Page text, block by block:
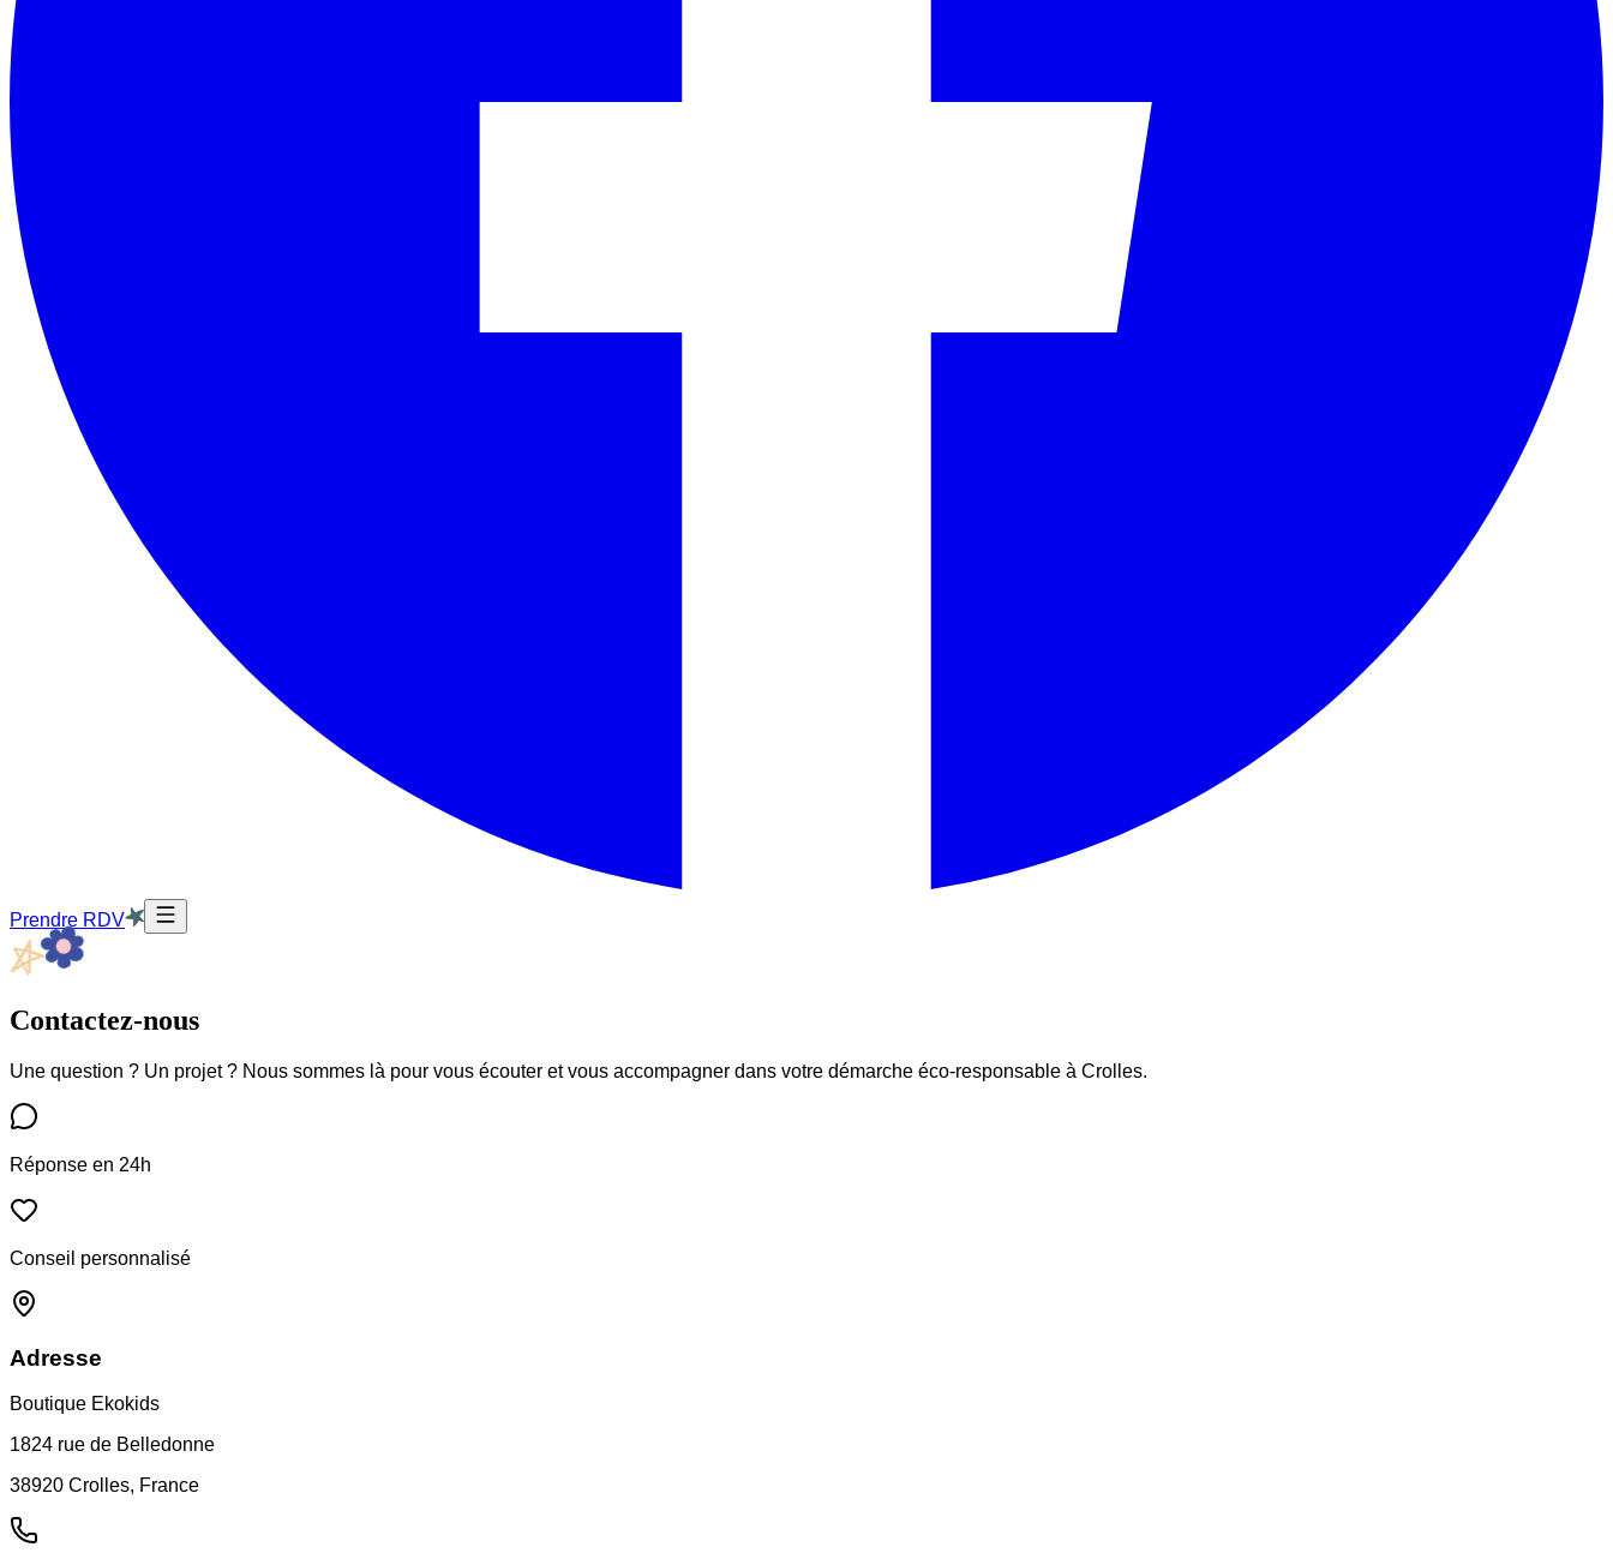
Prendre RDV
Contactez-nous
Une question ? Un projet ? Nous sommes là pour vous écouter et vous accompagner dans votre démarche éco-responsable à Crolles.
Réponse en 24h
Conseil personnalisé
Adresse
Boutique Ekokids
1824 rue de Belledonne
38920 Crolles, France